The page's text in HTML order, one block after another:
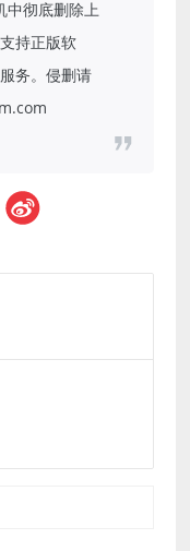
中彻底删除上
持正版软
务。侵删请